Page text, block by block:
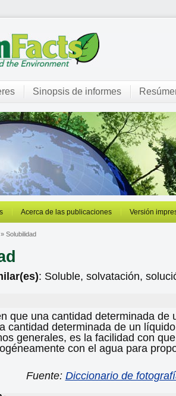
Sinopsis de informes
Acerca de las publicaciones Versión
» Solubilidad
: Soluble, solvatación,
que una cantidad determinada de
cantidad determinada de un
generales, es la facilidad con
con el agua para
Fuente: Diccionario de